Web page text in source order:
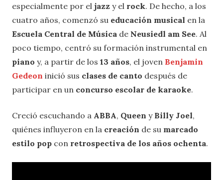
especialmente por el jazz y el rock. De hecho, a los
cuatro años, comenzó su educación musical en la
Escuela Central de Música de Neusiedl am See. Al
poco tiempo, centró su formación instrumental en
piano y, a partir de los 13 años, el joven Benjamin
Gedeon inició sus clases de canto después de
participar en un concurso escolar de karaoke.
Creció escuchando a ABBA, Queen y Billy Joel,
quiénes influyeron en la creación de su marcado
estilo pop con retrospectiva de los años ochenta.